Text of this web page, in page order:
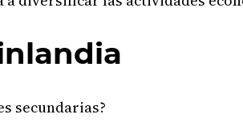
secundarias?